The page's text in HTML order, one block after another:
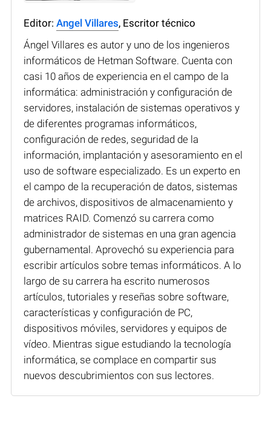
Editor: Angel Villares, Escritor técnico
Ángel Villares es autor y uno de los ingenieros
informáticos de Hetman Software. Cuenta con
casi 10 años de experiencia en el campo de la
informática: administración y configuración de
servidores, instalación de sistemas operativos y
de diferentes programas informáticos,
configuración de redes, seguridad de la
información, implantación y asesoramiento en el
uso de software especializado. Es un experto en
el campo de la recuperación de datos, sistemas
de archivos, dispositivos de almacenamiento y
matrices RAID. Comenzó su carrera como
administrador de sistemas en una gran agencia
gubernamental. Aprovechó su experiencia para
escribir artículos sobre temas informáticos. A lo
largo de su carrera ha escrito numerosos
artículos, tutoriales y reseñas sobre software,
características y configuración de PC,
dispositivos móviles, servidores y equipos de
vídeo. Mientras sigue estudiando la tecnología
informática, se complace en compartir sus
nuevos descubrimientos con sus lectores.